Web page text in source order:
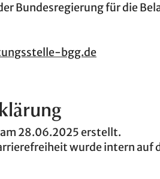
Bundesregierung für die
bgg.de
28.06.2025 erstellt.
wurde intern auf